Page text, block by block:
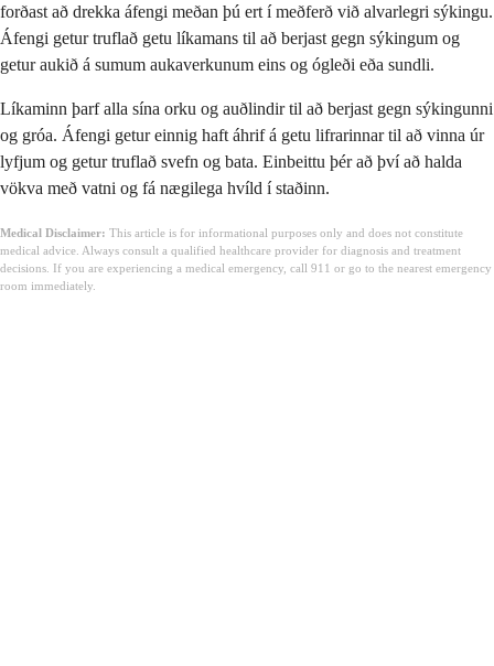
forðast að drekka áfengi meðan þú ert í meðferð við alvarlegri sýkingu.
Áfengi getur truflað getu líkamans til að berjast gegn sýkingum og
getur aukið á sumum aukaverkunum eins og ógleði eða sundli.
Líkaminn þarf alla sína orku og auðlindir til að berjast gegn sýkingunni
og gróa. Áfengi getur einnig haft áhrif á getu lifrarinnar til að vinna úr
lyfjum og getur truflað svefn og bata. Einbeittu þér að því að halda
vökva með vatni og fá nægilega hvíld í staðinn.
Medical Disclaimer: This article is for informational purposes only and does not constitute
medical advice. Always consult a qualified healthcare provider for diagnosis and treatment
decisions. If you are experiencing a medical emergency, call 911 or go to the nearest emergency
room immediately.